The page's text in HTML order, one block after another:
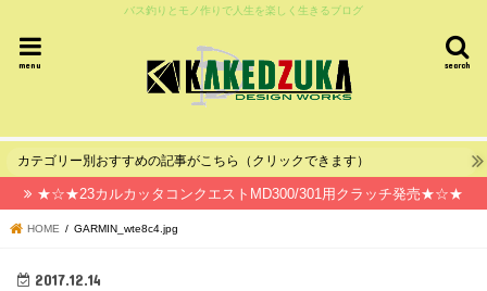
バス釣りとモノ作りで人生を楽しく生きるブログ
search
menu
カテゴリー別おすすめの記事がこちら（クリックできます）
★☆★23カルカッタコンクエストMD300/301用クラッチ発売★☆★
HOME GARMIN_wte8c4.jpg
2017.12.14